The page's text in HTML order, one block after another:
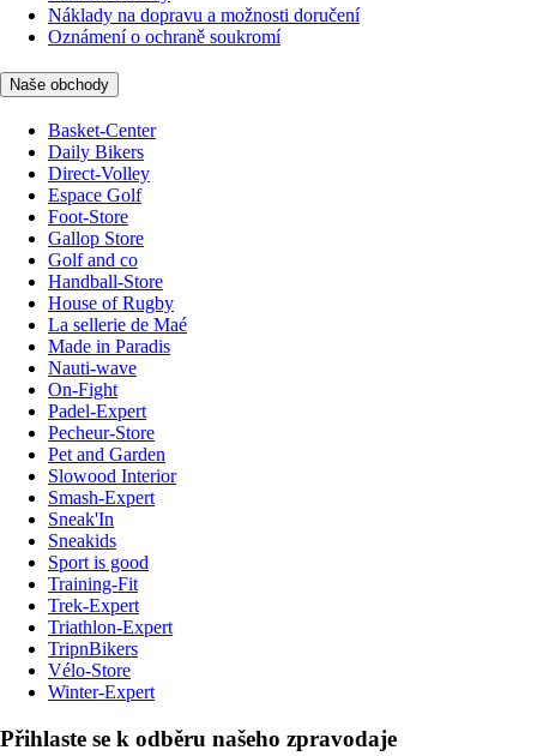
Náklady na dopravu a možnosti doručení
Oznámení o ochraně soukromí
Naše obchody
Basket-Center
Daily Bikers
Direct-Volley
Espace Golf
Foot-Store
Gallop Store
Golf and co
Handball-Store
House of Rugby
La sellerie de Maé
Made in Paradis
Nauti-wave
On-Fight
Padel-Expert
Pecheur-Store
Pet and Garden
Slowood Interior
Smash-Expert
Sneak'In
Sneakids
Sport is good
Training-Fit
Trek-Expert
Triathlon-Expert
TripnBikers
Vélo-Store
Winter-Expert
Přihlaste se k odběru našeho zpravodaje